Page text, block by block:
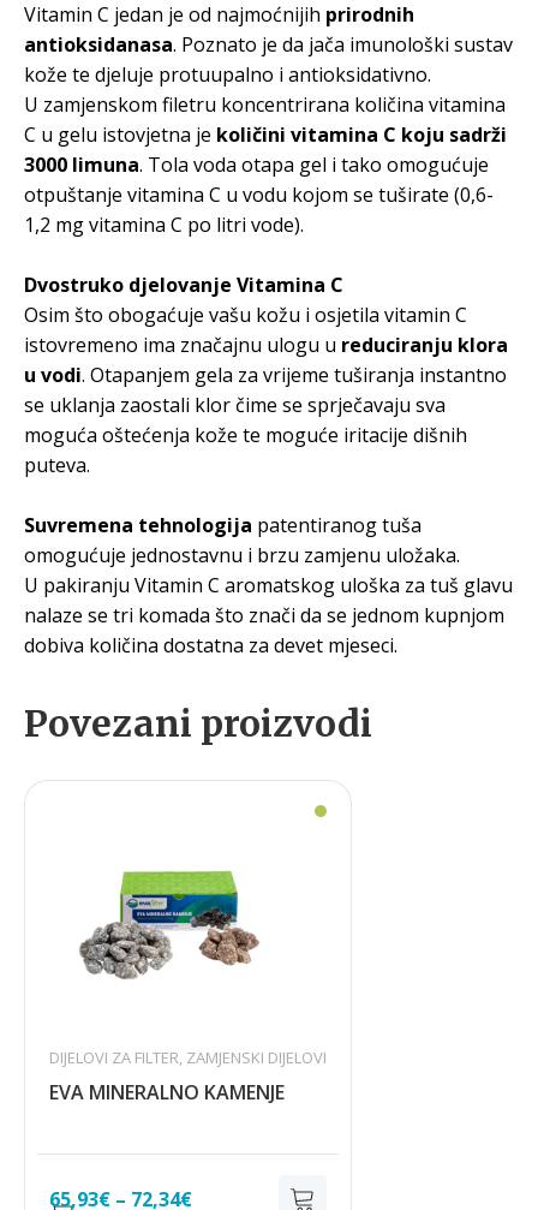
Vitamin C jedan je od najmoćnijih prirodnih
antioksidanasa. Poznato je da jača imunološki sustav
kože te djeluje protuupalno i antioksidativno.
U zamjenskom filetru koncentrirana količina vitamina
C u gelu istovjetna je količini vitamina C koju sadrži
3000 limuna. Tola voda otapa gel i tako omogućuje
otpuštanje vitamina C u vodu kojom se tuširate (0,6-
1,2 mg vitamina C po litri vode).
Dvostruko djelovanje Vitamina C
Osim što obogaćuje vašu kožu i osjetila vitamin C
istovremeno ima značajnu ulogu u reduciranju klora
u vodi. Otapanjem gela za vrijeme tuširanja instantno
se uklanja zaostali klor čime se sprječavaju sva
moguća oštećenja kože te moguće iritacije dišnih
puteva.
Suvremena tehnologija patentiranog tuša
omogućuje jednostavnu i brzu zamjenu uložaka.
U pakiranju Vitamin C aromatskog uloška za tuš glavu
nalaze se tri komada što znači da se jednom kupnjom
dobiva količina dostatna za devet mjeseci.
Povezani proizvodi
65,93€ – 72,34€Raspon
DIJELOVI ZA FILTER, ZAMJENSKI DIJELOVI
EVA MINERALNO KAMENJE